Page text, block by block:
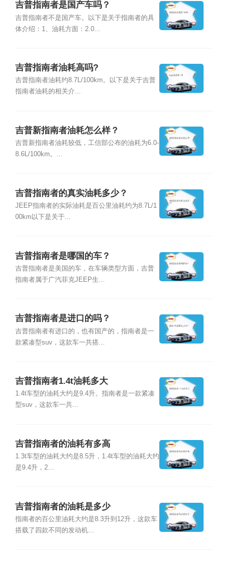
吉普指南者是国产车吗？
吉普指南者不是国产车。以下是关于指南者的具
体介绍：1、油耗方面：2.0...
吉普指南者油耗高吗?
吉普指南者油耗约8.7L/100km。以下是关于吉普
指南者油耗的相关介...
吉普新指南者油耗怎么样？
吉普新指南者油耗较低，工信部公布的油耗为6.0-
8.6L/100km。...
吉普指南者的真实油耗多少？
JEEP指南者的实际油耗是百公里油耗约为8.7L/1
00km以下是关于...
吉普指南者是哪国的车？
吉普指南者是美国的车，在车辆类型方面，吉普
指南者属于广汽菲克JEEP生...
吉普指南者是进口的吗？
吉普指南者有进口的，也有国产的，指南者是一
款紧凑型suv，这款车一共搭...
吉普指南者1.4t油耗多大
1.4t车型的油耗大约是9.4升。指南者是一款紧凑
型suv，这款车一共...
吉普指南者的油耗有多高
1.3t车型的油耗大约是8.5升，1.4t车型的油耗大约
是9.4升，2...
吉普指南者的油耗是多少
指南者的百公里油耗大约是8.3升到12升，这款车
搭载了四款不同的发动机...